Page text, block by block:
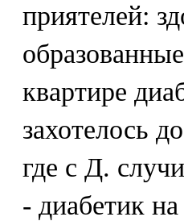
приятелей:
квартире
захотелось
где с Д.
- диабетик